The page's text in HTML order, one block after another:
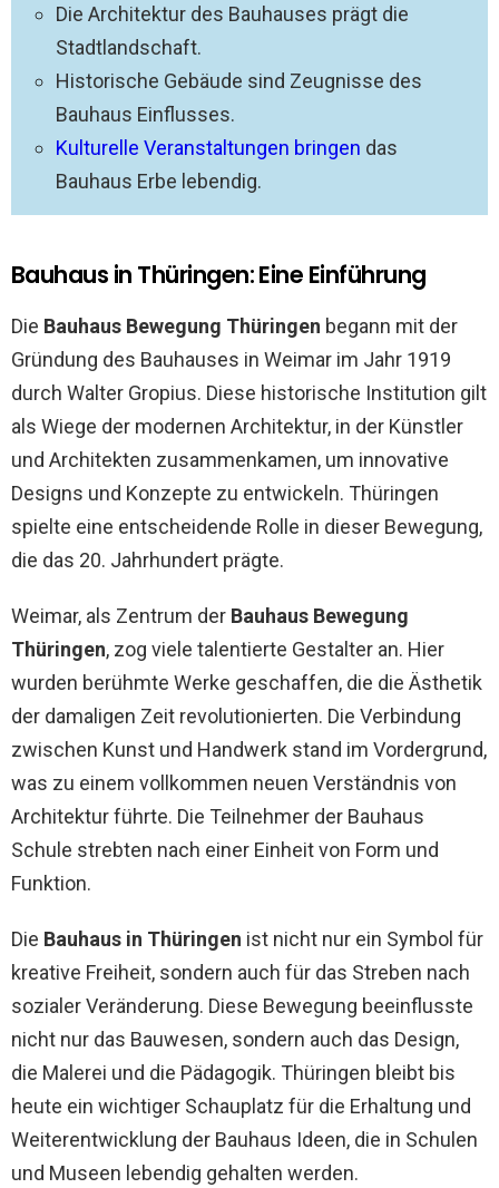
Die Architektur des Bauhauses prägt die
Stadtlandschaft.
Historische Gebäude sind Zeugnisse des
Bauhaus Einflusses.
Kulturelle Veranstaltungen bringen das
Bauhaus Erbe lebendig.
Bauhaus in Thüringen: Eine Einführung
Die Bauhaus Bewegung Thüringen begann mit der
Gründung des Bauhauses in Weimar im Jahr 1919
durch Walter Gropius. Diese historische Institution gilt
als Wiege der modernen Architektur, in der Künstler
und Architekten zusammenkamen, um innovative
Designs und Konzepte zu entwickeln. Thüringen
spielte eine entscheidende Rolle in dieser Bewegung,
die das 20. Jahrhundert prägte.
Weimar, als Zentrum der Bauhaus Bewegung
Thüringen, zog viele talentierte Gestalter an. Hier
wurden berühmte Werke geschaffen, die die Ästhetik
der damaligen Zeit revolutionierten. Die Verbindung
zwischen Kunst und Handwerk stand im Vordergrund,
was zu einem vollkommen neuen Verständnis von
Architektur führte. Die Teilnehmer der Bauhaus
Schule strebten nach einer Einheit von Form und
Funktion.
Die Bauhaus in Thüringen ist nicht nur ein Symbol für
kreative Freiheit, sondern auch für das Streben nach
sozialer Veränderung. Diese Bewegung beeinflusste
nicht nur das Bauwesen, sondern auch das Design,
die Malerei und die Pädagogik. Thüringen bleibt bis
heute ein wichtiger Schauplatz für die Erhaltung und
Weiterentwicklung der Bauhaus Ideen, die in Schulen
und Museen lebendig gehalten werden.